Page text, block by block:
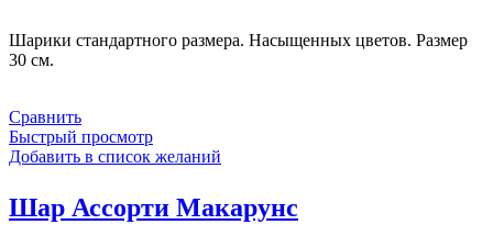
Шарики стандартного размера. Насыщенных цветов. Размер
30 см.
Сравнить
Быстрый просмотр
Добавить в список желаний
Шар Ассорти Макарунс